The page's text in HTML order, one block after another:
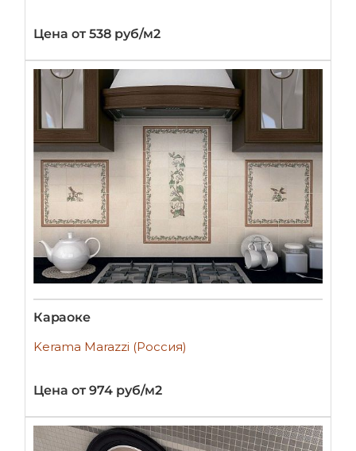
Цена от 538 руб/м2
Караоке
Kerama Marazzi (Россия)
Цена от 974 руб/м2